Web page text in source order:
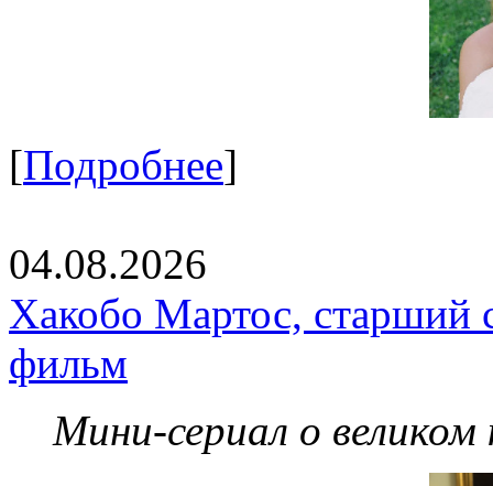
[Подробнее]
04.08.2026
Хакобо Мартос, старший
фильм
Мини-сериал о великом